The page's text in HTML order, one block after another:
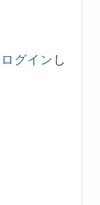
ログイン し